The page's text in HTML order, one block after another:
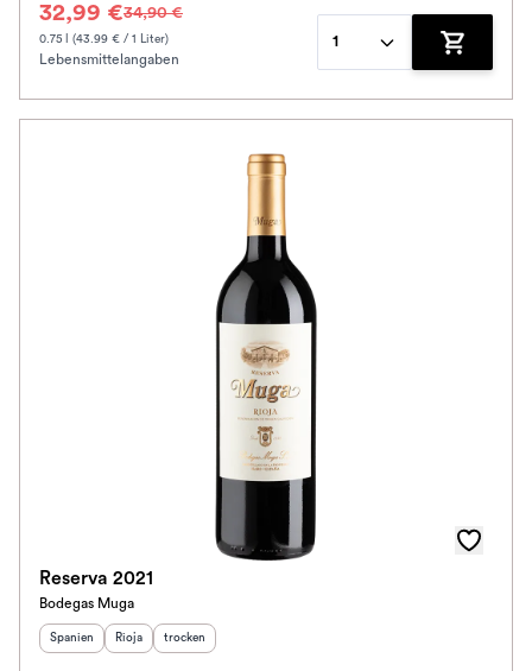
32,99 €34,90 €
0.75 l (43.99 € / 1 Liter)
Lebensmittelangaben
1
Zum
Reserva 2021
Bodegas Muga
Herkunftsland:
Spanien Herkunftsregion:
Rioja Geschmack
trocken